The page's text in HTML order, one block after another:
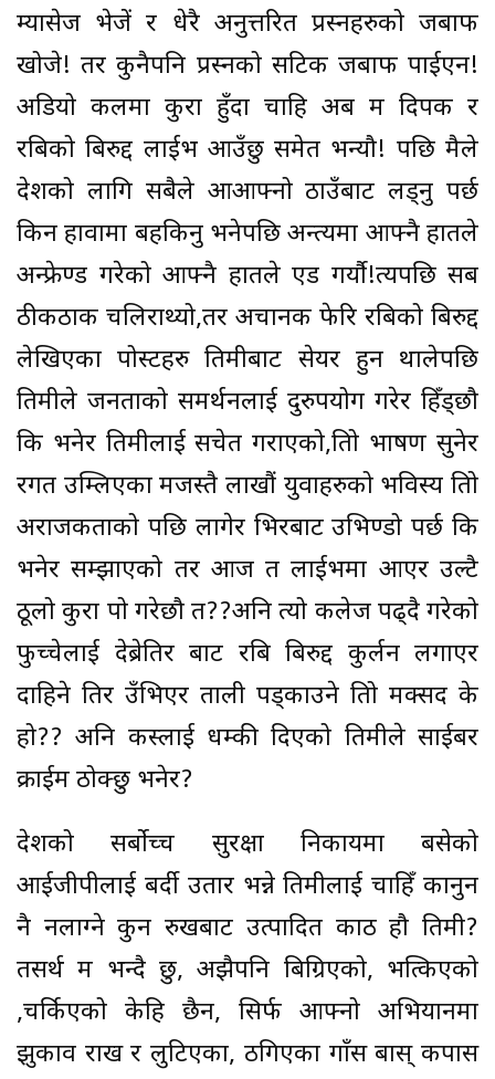
म्यासेज भेजें र धेरै अनुत्तरित प्रस्नहरुको जबाफ
खोजे! तर कुनैपनि प्रस्नको सटिक जबाफ पाईएन!
अडियो कलमा कुरा हुँदा चाहि अब म दिपक र
रबिको बिरुद्द लाईभ आउँछु समेत भन्यौ! पछि मैले
देशको लागि सबैले आआफ्नो ठाउँबाट लड्नु पर्छ
किन हावामा बहकिनु भनेपछि अन्त्यमा आफ्नै हातले
अन्फ्रेण्ड गरेको आफ्नै हातले एड गर्यौ!त्यपछि सब
ठीकठाक चलिराथ्यो,तर अचानक फेरि रबिको बिरुद्द
लेखिएका पोस्टहरु तिमीबाट सेयर हुन थालेपछि
तिमीले जनताको समर्थनलाई दुरुपयोग गरेर हिँड्छौ
कि भनेर तिमीलाई सचेत गराएको,तिम्रो भाषण सुनेर
रगत उम्लिएका मजस्तै लाखौं युवाहरुको भविस्य तिम्रो
अराजकताको पछि लागेर भिरबाट उभिण्डो पर्छ कि
भनेर सम्झाएको तर आज त लाईभमा आएर उल्टै
ठूलो कुरा पो गरेछौ त??अनि त्यो कलेज पढ्दै गरेको
फुच्चेलाई देब्रेतिर बाट रबि बिरुद्द कुर्लन लगाएर
दाहिने तिर उँभिएर ताली पड्काउने तिम्रो मक्सद के
हो?? अनि कस्लाई धम्की दिएको तिमीले साईबर
क्राईम ठोक्छु भनेर?
देशको सर्बोच्च सुरक्षा निकायमा बसेको
आईजीपीलाई बर्दी उतार भन्ने तिमीलाई चाहिँ कानुन
नै नलाग्ने कुन रुखबाट उत्पादित काठ हौ तिमी?
तसर्थ म भन्दै छु, अझैपनि बिग्रिएको, भत्किएको
,चर्किएको केहि छैन, सिर्फ आफ्नो अभियानमा
झुकाव राख र लुटिएका, ठगिएका गाँस बास् कपास